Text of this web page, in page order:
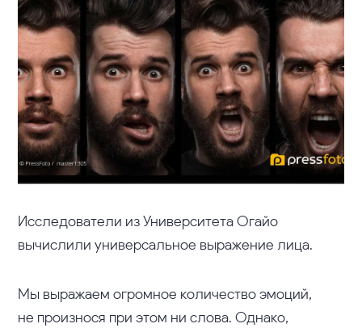
Исследователи из Университета Огайо
вычислили универсальное выражение лица.
Мы выражаем огромное количество эмоций,
не произнося при этом ни слова. Однако,